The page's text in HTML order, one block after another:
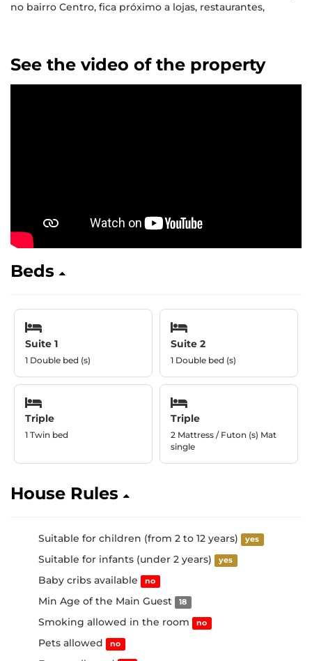
no bairro Centro, fica próximo a lojas, restaurantes,
See the video of the property
Beds
Suite 1
1 Double bed (s)
Suite 2
1 Double bed (s)
Triple
1 Twin bed
Triple
2 Mattress / Futon (s) Mat
single
House Rules
Suitable for children (from 2 to 12 years) yes
Suitable for infants (under 2 years) yes
Baby cribs available no
Min Age of the Main Guest 18
Smoking allowed in the room no
Pets allowed no